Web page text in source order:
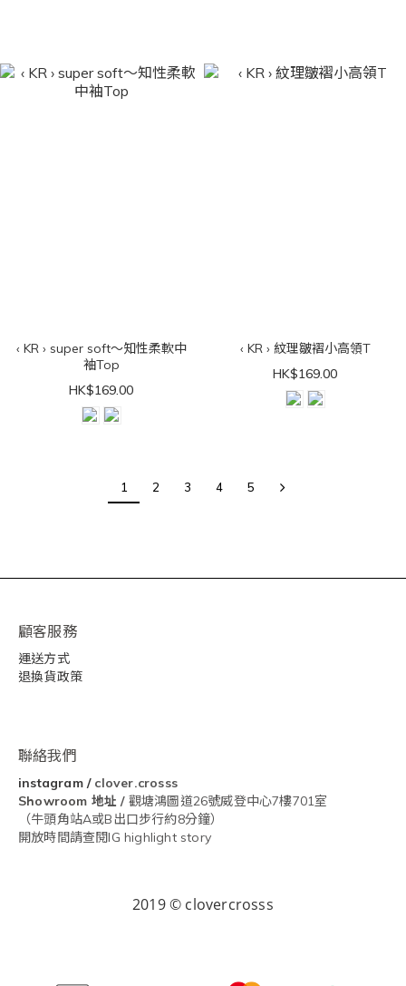
‹ KR › super soft～知性柔軟中
袖Top
HK$169.00
‹ KR › 紋理皺褶小高領T
HK$169.00
1 2 3 4 5
顧客服務
運送方式
退換貨政策
聯絡我們
instagram/ clover.crosss
Showroom 地址 / 觀塘鴻圖道26號威登中心7樓701室
（牛頭角站A或B出口步行約8分鐘）
開放時間請查閱IG highlight story
2019 © clovercrosss